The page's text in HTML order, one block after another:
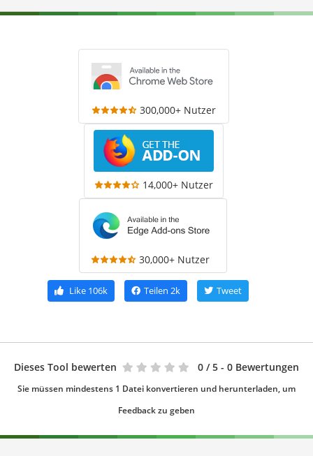
300,000+ Nutzer
14,000+ Nutzer
30,000+ Nutzer
Like 106k Teilen 2k Tweet
Dieses Tool bewerten 0 / 5 - 0 Bewertungen
Sie müssen mindestens 1 Datei konvertieren und herunterladen, um
Feedback zu geben